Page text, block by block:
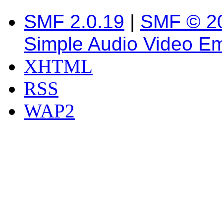
SMF 2.0.19 | SMF ©
Simple Audio Video
XHTML
RSS
WAP2